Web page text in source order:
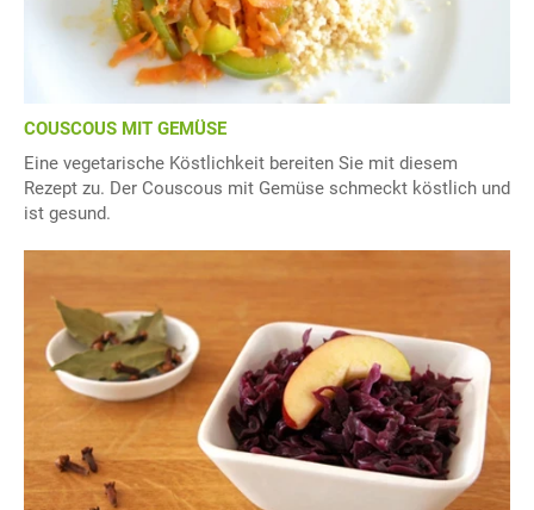
COUSCOUS MIT GEMÜSE
Eine vegetarische Köstlichkeit bereiten Sie mit diesem
Rezept zu. Der Couscous mit Gemüse schmeckt köstlich und
ist gesund.